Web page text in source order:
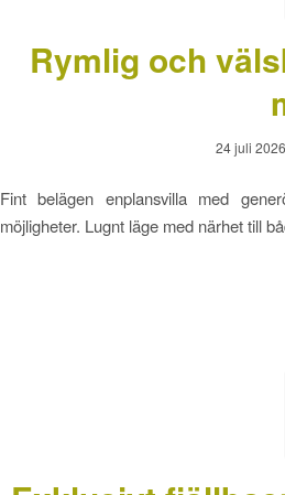
Rymlig och
24 juli 2026
Fint belägen enplansvilla med
möjligheter. Lugnt läge med närhet till